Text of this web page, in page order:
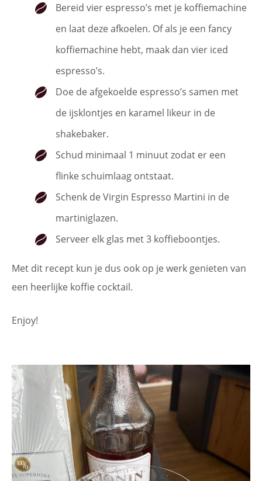
Bereid vier espresso’s met je koffiemachine
en laat deze afkoelen. Of als je een fancy
koffiemachine hebt, maak dan vier iced
espresso’s.
Doe de afgekoelde espresso’s samen met
de ijsklontjes en karamel likeur in de
shakebaker.
Schud minimaal 1 minuut zodat er een
flinke schuimlaag ontstaat.
Schenk de Virgin Espresso Martini in de
martiniglazen.
Serveer elk glas met 3 koffieboontjes.
Met dit recept kun je dus ook op je werk genieten van
een heerlijke koffie cocktail.
Enjoy!